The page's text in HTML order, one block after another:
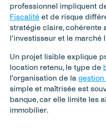
Fiscalité et de risque
stratégie claire, cohérente
l’investisseur et le marché
Un projet lisible explique
location retenu, le type de
l’organisation de la gestion
simple et maîtrisée est
banque, car elle limite les
immobilier.